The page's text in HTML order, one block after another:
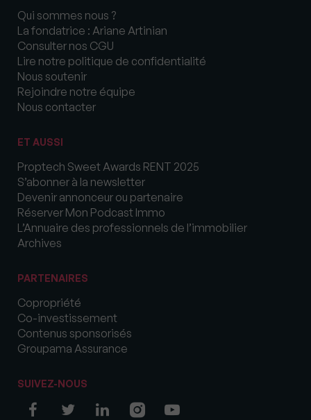
Qui sommes nous ?
La fondatrice : Ariane Artinian
Consulter nos CGU
Lire notre politique de confidentialité
Nous soutenir
Rejoindre notre équipe
Nous contacter
ET AUSSI
Proptech Sweet Awards RENT 2025
S’abonner à la newsletter
Devenir annonceur ou partenaire
Réserver Mon Podcast Immo
L’Annuaire des professionnels de l’immobilier
Archives
PARTENAIRES
Copropriété
Co-investissement
Contenus sponsorisés
Groupama Assurance
SUIVEZ-NOUS